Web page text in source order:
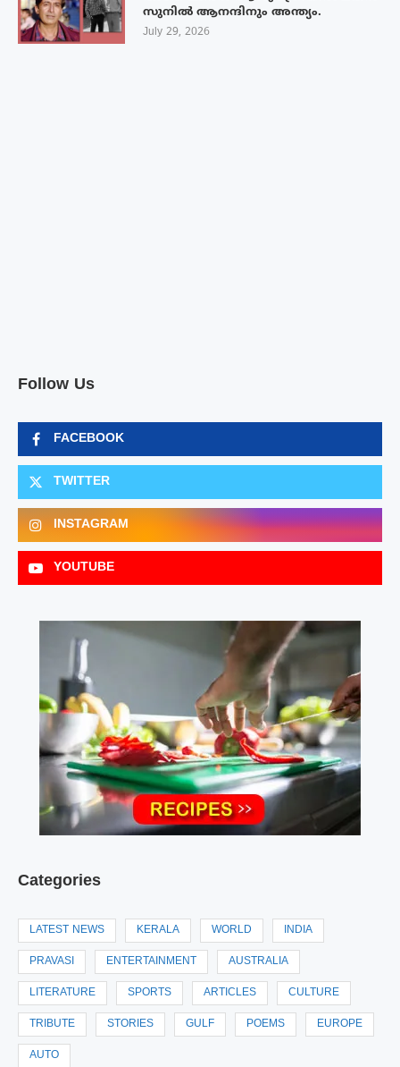
സുനിൽ ആനന്ദിനും അന്ത്യം.
July 29, 2026
Follow Us
FACEBOOK
TWITTER
INSTAGRAM
YOUTUBE
Categories
LATEST NEWS KERALA WORLD INDIA
PRAVASI ENTERTAINMENT AUSTRALIA
LITERATURE SPORTS ARTICLES CULTURE
TRIBUTE STORIES GULF POEMS EUROPE
AUTO